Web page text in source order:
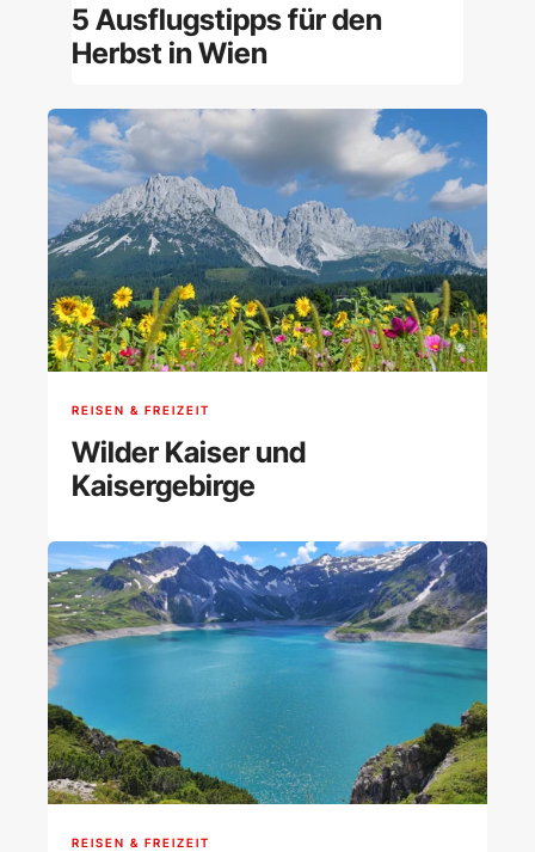
5 Ausflugstipps für den
Herbst in Wien
REISEN & FREIZEIT
Wilder Kaiser und
Kaisergebirge
REISEN & FREIZEIT